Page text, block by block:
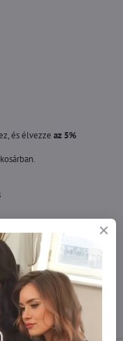
és élvezze az 5%
rendelni mint
szállítjuk az árut!